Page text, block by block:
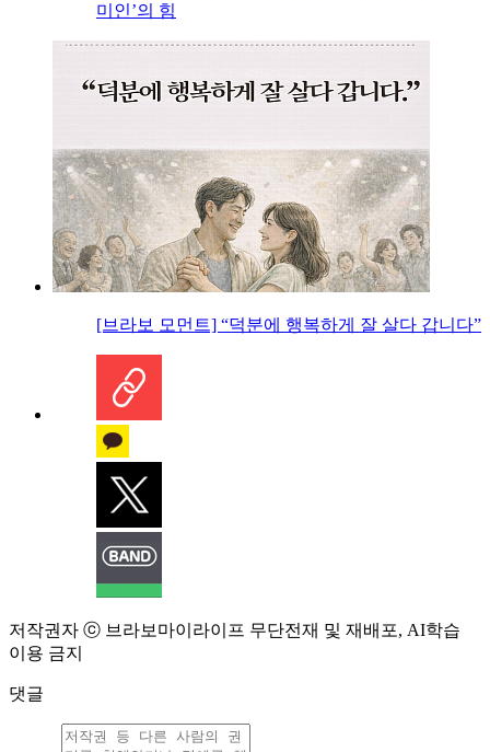
미인’의 힘
[브라보 모먼트] “덕분에 행복하게 잘 살다 갑니다”
저작권자 ⓒ 브라보마이라이프 무단전재 및 재배포, AI학습
이용 금지
댓글